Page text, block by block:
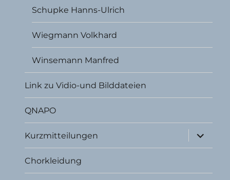
Schupke Hanns-Ulrich
Wiegmann Volkhard
Winsemann Manfred
Link zu Vidio-und Bilddateien
QNAPO
Kurzmitteilungen
öffnen
Chorkleidung